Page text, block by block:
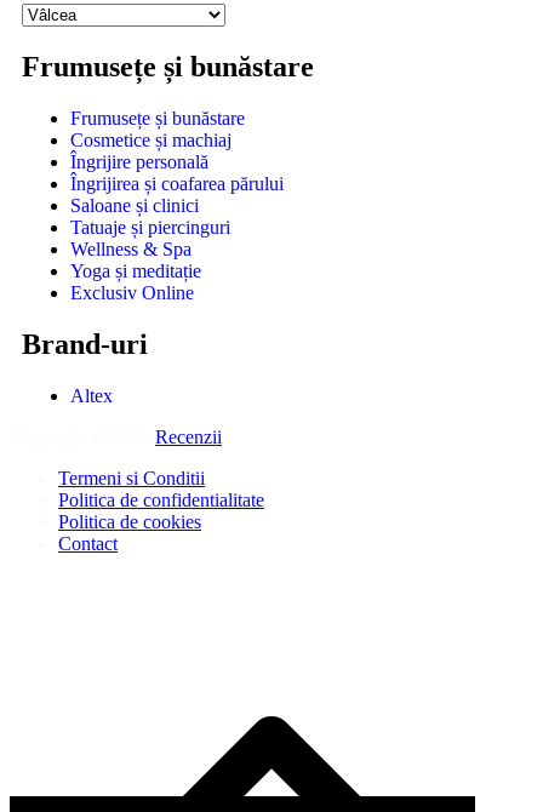
Frumusețe și bunăstare
Frumusețe și bunăstare
Cosmetice și machiaj
Îngrijire personală
Îngrijirea și coafarea părului
Saloane și clinici
Tatuaje și piercinguri
Wellness & Spa
Yoga și meditație
Exclusiv Online
Brand-uri
Altex
Recenzii
Termeni si Conditii
Politica de confidentialitate
Politica de cookies
Contact